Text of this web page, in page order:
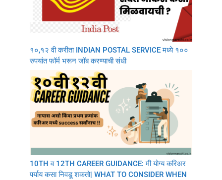
१०,१२ वी करीता INDIAN POSTAL SERVICE मध्ये १००
रुपयांत फॉर्म भरून जॉब करण्याची संधी
10TH व 12TH CAREER GUIDANCE: मी योग्य करिअर
पर्याय कसा निवडू शकतो| WHAT TO CONSIDER WHEN